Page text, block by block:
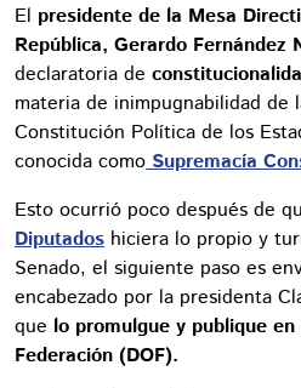
El presidente de la Mesa
República, Gerardo Fernández
declaratoria de
materia de inimpugnabilidad de
Constitución Política de los
conocida como Supremacía
Esto ocurrió poco después de
Diputados hiciera lo propio y
Senado, el siguiente paso es
encabezado por la presidenta
que lo promulgue y publique
Federación (DOF).